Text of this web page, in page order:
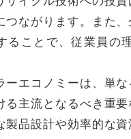
つながります。また
ることで、従業員の
ーエコノミーは、単
る主流となるべき重
製品設計や効率的な